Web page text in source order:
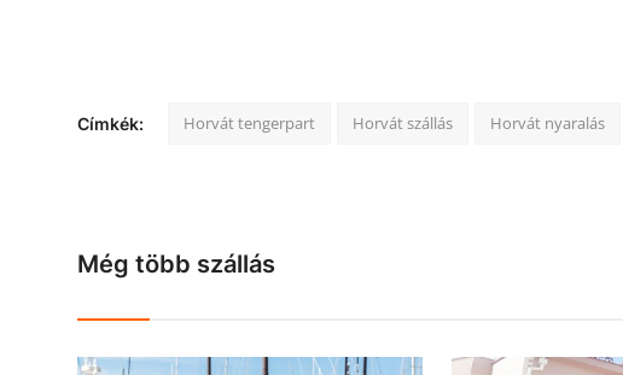
Címkék: Horvát tengerpart Horvát szállás Horvát nyaralás
Még több szállás